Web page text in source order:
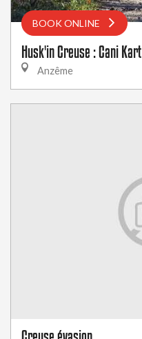
BOOK ONLINE
Husk'in Creuse : Cani Kart
Anzême